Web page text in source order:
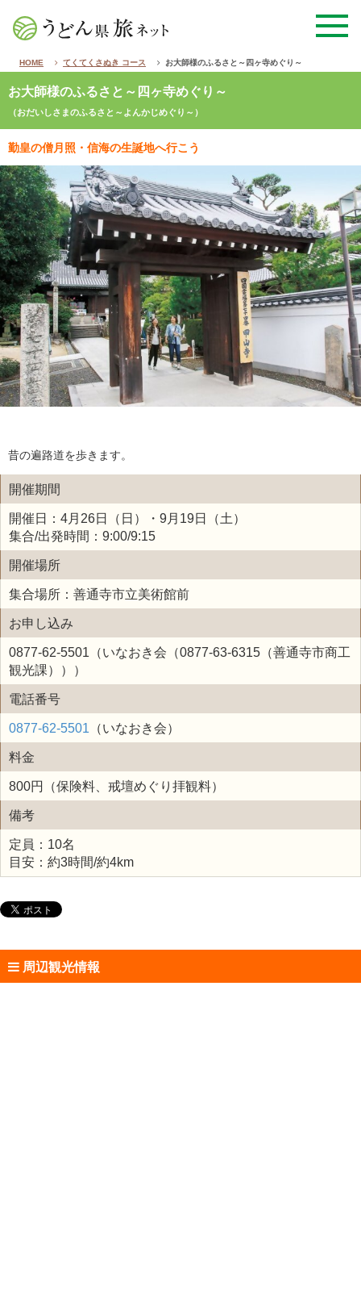
HOME てくてくさぬき コース お大師様のふるさと～四ヶ寺めぐり～
お大師様のふるさと～四ヶ寺めぐり～
（おだいしさまのふるさと～よんかじめぐり～）
勤皇の僧月照・信海の生誕地へ行こう
昔の遍路道を歩きます。
開催期間
開催日：4月26日（日）・9月19日（土）
集合/出発時間：9:00/9:15
開催場所
集合場所：善通寺市立美術館前
お申し込み
0877-62-5501（いなおき会（0877-63-6315（善通寺市商工
観光課）））
電話番号
0877-62-5501 （いなおき会）
料金
800円（保険料、戒壇めぐり拝観料）
備考
定員：10名
目安：約3時間/約4km
周辺観光情報